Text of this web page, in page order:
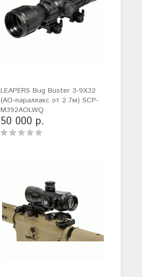
LEAPERS Bug Buster 3-9X32
(AO-параллакс от 2.7м) SCP-
M392AOLWQ
50 000 р.